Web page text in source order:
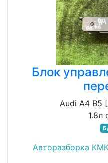
Блок
Audi A4 B5
1.8л
Авторазборка